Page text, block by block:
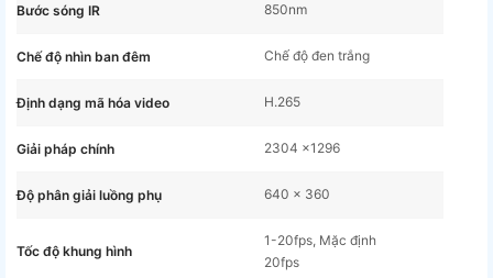
Bước sóng IR 850nm
Chế độ nhìn ban đêm Chế độ đen trắng
Định dạng mã hóa video H.265
Giải pháp chính 2304 ×1296
Độ phân giải luồng phụ 640 × 360
Tốc độ khung hình
1-20fps, Mặc định
20fps